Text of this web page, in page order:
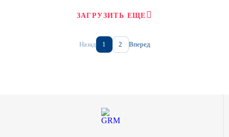
ЗАГРУЗИТЬ ЕЩЕ
Назад 1 2 Вперед